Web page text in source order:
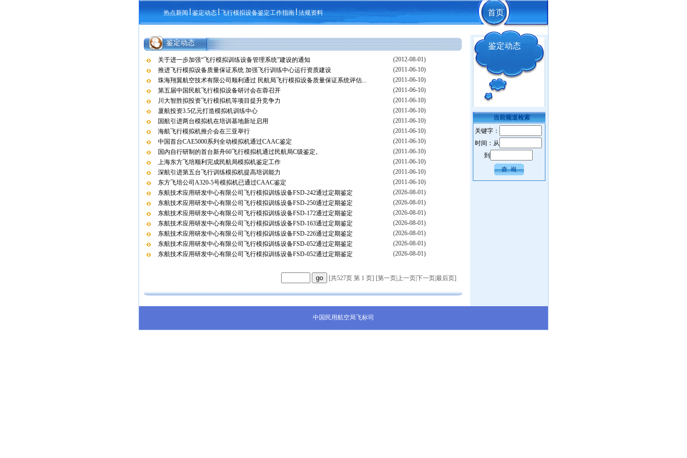
热点新闻 鉴定动态 飞行模拟设备鉴定工作指南 法规资料 首页
鉴定动态
关于进一步加强“飞行模拟训练设备管理系统”建设的通知
(2012-08-01)
推进飞行模拟设备质量保证系统 加强飞行训练中心运行资质建设
(2011-06-10)
珠海翔翼航空技术有限公司顺利通过 民航局飞行模拟设备质量保证系统评估...
(2011-06-10)
第五届中国民航飞行模拟设备研讨会在蓉召开
(2011-06-10)
川大智胜拟投资飞行模拟机等项目提升竞争力
(2011-06-10)
厦航投资3.5亿元打造模拟机训练中心
(2011-06-10)
国航引进两台模拟机在培训基地新址启用
(2011-06-10)
海航飞行模拟机推介会在三亚举行
(2011-06-10)
中国首台CAE5000系列全动模拟机通过CAAC鉴定
(2011-06-10)
国内自行研制的首台新舟60飞行模拟机通过民航局C级鉴定。
(2011-06-10)
上海东方飞培顺利完成民航局模拟机鉴定工作
(2011-06-10)
深航引进第五台飞行训练模拟机提高培训能力
(2011-06-10)
东方飞培公司A320-5号模拟机已通过CAAC鉴定
(2011-06-10)
东航技术应用研发中心有限公司飞行模拟训练设备FSD-242通过定期鉴定
(2026-08-01)
东航技术应用研发中心有限公司飞行模拟训练设备FSD-250通过定期鉴定
(2026-08-01)
东航技术应用研发中心有限公司飞行模拟训练设备FSD-172通过定期鉴定
(2026-08-01)
东航技术应用研发中心有限公司飞行模拟训练设备FSD-163通过定期鉴定
(2026-08-01)
东航技术应用研发中心有限公司飞行模拟训练设备FSD-226通过定期鉴定
(2026-08-01)
东航技术应用研发中心有限公司飞行模拟训练设备FSD-052通过定期鉴定
(2026-08-01)
东航技术应用研发中心有限公司飞行模拟训练设备FSD-052通过定期鉴定
(2026-08-01)
[共527页 第 1 页] [第一页上一页下一页最后页]
鉴定动态
当前频道检索
关键字：
时间：从
到
中国民用航空局飞标司